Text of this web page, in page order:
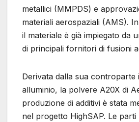
metallici (MMPDS) e
materiali aerospaziali (AMS).
il materiale è già impiegato da
di principali fornitori di fusioni
Derivata dalla sua controparte
alluminio, la polvere A20X di
produzione di additivi è stata
nel progetto HighSAP. Le parti